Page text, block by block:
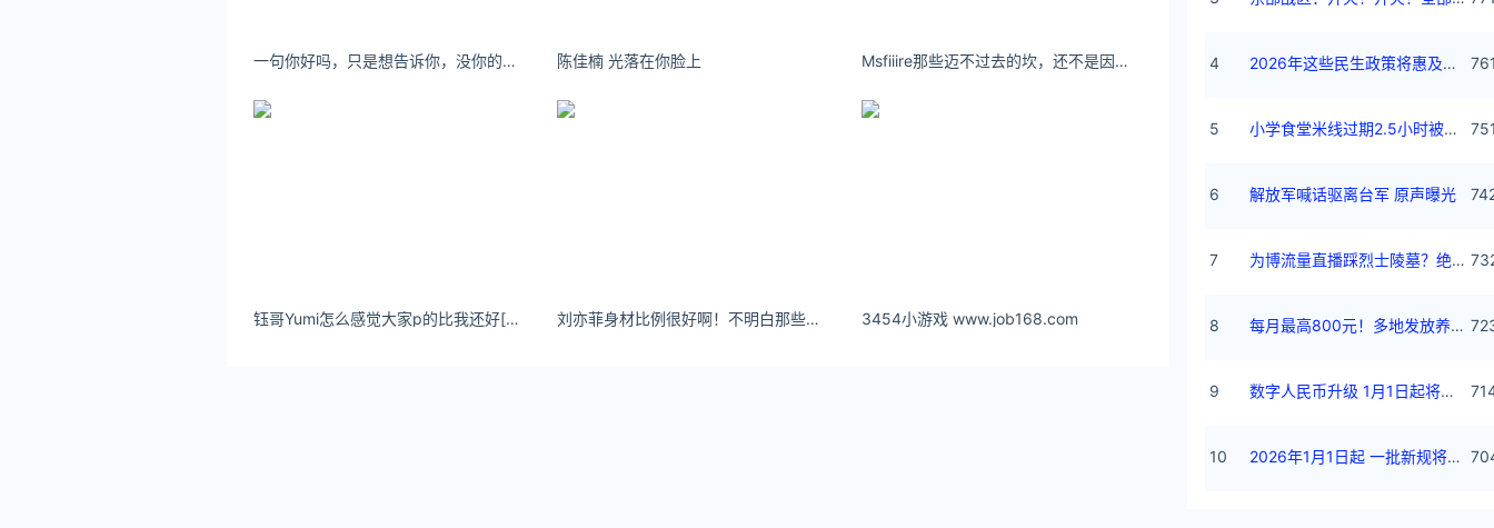
对于很多人关注的“喝茶防癌”，应该如何选择茶的种类呢？
广州医科大学附属肿瘤医院放疗科主任医师郑荣辉2023年在广州市卫生健康宣传教育中心公众号刊文中介绍，
3. 红茶与黑茶类经重度发酵制作后，茶多酚含量较低，其防癌效果相应也降低。
一句你好吗，只是想告诉你，没你的日子，我不好。 陈佳楠 光落在你脸上 ​​​​ Msfiiire那些迈不过去的坎，还不是因为你腿短。
钰哥Yumi怎么感觉大家p的比我还好[doge][doge][doge] ​​​​ 刘亦菲身材比例很好啊！不明白那些说她胖的怎么想的嘞…… 3454小游戏 www.job168.com
4 2026年这些民生政策将惠及百姓
5 小学食堂米线过期2.5小时被罚5万
6 解放军喊话驱离台军 原声曝光
7 为博流量直播踩烈士陵墓？绝不姑息
8 每月最高800元！多地发放养老消费券
9 数字人民币升级 1月1日起将计付利息
10 2026年1月1日起 一批新规将施行